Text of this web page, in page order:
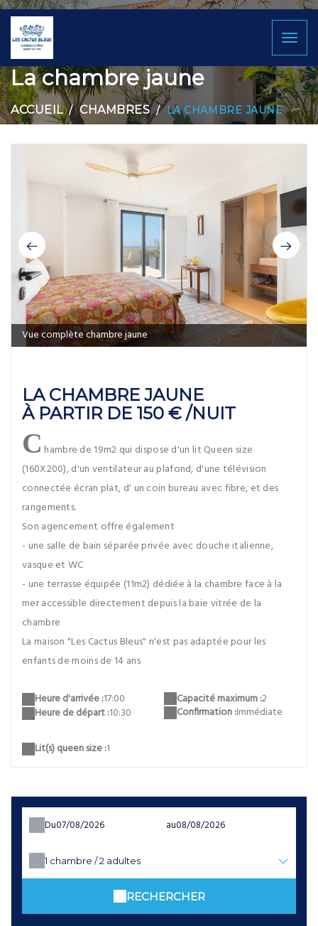
La chambre jaune
ACCUEIL CHAMBRES LA CHAMBRE JAUNE
Vue complète chambre jaune
LA CHAMBRE JAUNE
À PARTIR DE 150 € /NUIT
C hambre de 19m2 qui dispose d'un lit Queen size
(160X200), d'un ventilateur au plafond, d'une télévision
connectée écran plat, d' un coin bureau avec fibre, et des
rangements.
Son agencement offre également
- une salle de bain séparée privée avec douche italienne,
vasque et WC
- une terrasse équipée (11m2) dédiée à la chambre face à la
mer accessible directement depuis la baie vitrée de la
chambre
La maison "Les Cactus Bleus" n'est pas adaptée pour les
enfants de moins de 14 ans
Heure d'arrivée :17:00
Heure de départ :10:30
Capacité maximum :2
Confirmation :Immédiate
Lit(s) queen size :1
Du au
1 chambre /2 adultes
RECHERCHER